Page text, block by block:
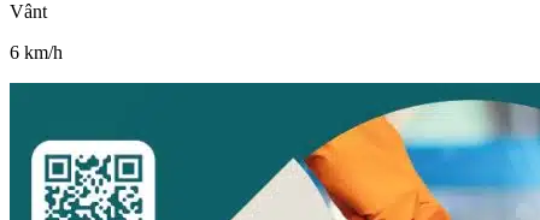
Vânt
6 km/h